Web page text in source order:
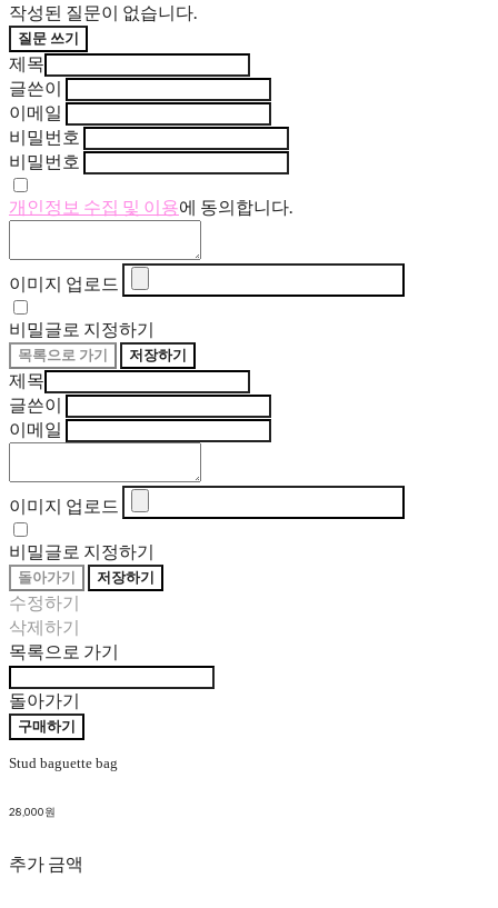
작성된 질문이 없습니다.
질문 쓰기
제목
글쓴이
이메일
비밀번호
비밀번호
개인정보 수집 및 이용에 동의합니다.
이미지 업로드
비밀글로 지정하기
목록으로 가기 저장하기
제목
글쓴이
이메일
이미지 업로드
비밀글로 지정하기
돌아가기 저장하기
수정하기
삭제하기
목록으로 가기
돌아가기
구매하기
Stud baguette bag
28,000원
추가 금액